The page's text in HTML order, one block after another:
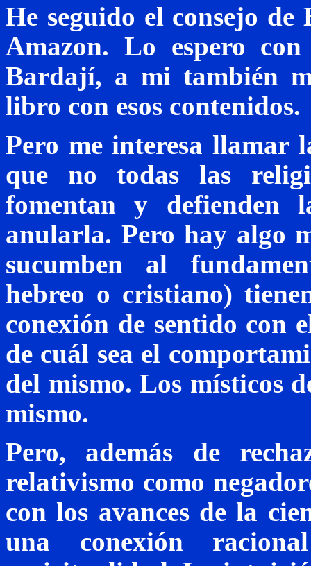
He seguido el consejo
Amazon. Lo espero
Bardají, a mi también
libro con esos contenidos.
Pero me interesa llamar
que no todas las
fomentan y defienden
anularla. Pero hay algo
sucumben al
hebreo o cristiano)
conexión de sentido con
de cuál sea el
del mismo. Los místicos
mismo.
Pero, además de
relativismo como
con los avances de la
una conexión